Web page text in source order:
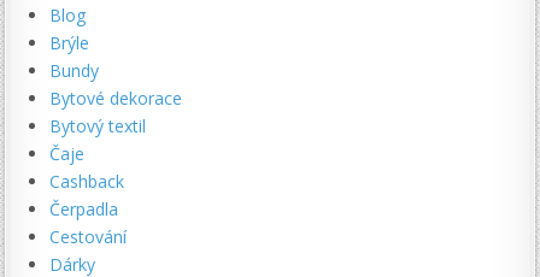
Blog
Brýle
Bundy
Bytové dekorace
Bytový textil
Čaje
Cashback
Čerpadla
Cestování
Dárky